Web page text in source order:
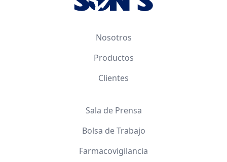
Nosotros
Productos
Clientes
Sala de Prensa
Bolsa de Trabajo
Farmacovigilancia